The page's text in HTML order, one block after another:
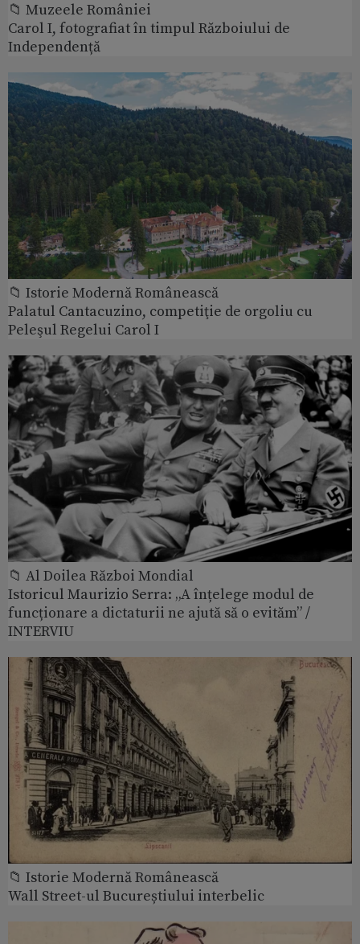
📁 Muzeele României
Carol I, fotografiat în timpul Războiului de
Independență
📁 Istorie Modernă Românească
Palatul Cantacuzino, competiţie de orgoliu cu
Peleşul Regelui Carol I
📁 Al Doilea Război Mondial
Istoricul Maurizio Serra: „A înțelege modul de
funcționare a dictaturii ne ajută să o evităm” /
INTERVIU
📁 Istorie Modernă Românească
Wall Street-ul Bucureștiului interbelic